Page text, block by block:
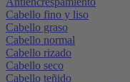
Cabello fino y liso
Cabello graso
Cabello normal
Cabello rizado
Cabello seco
Cabello teñido